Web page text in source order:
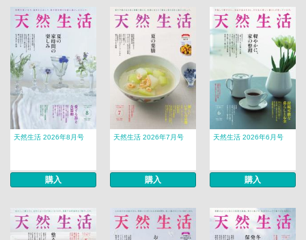
天然生活 2026年8月号
購入
天然生活 2026年7月号
購入
天然生活 2026年6月号
購入